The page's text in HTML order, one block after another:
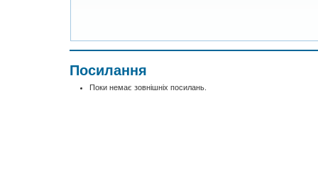
Посилання
Поки немає зовнішніх посилань.